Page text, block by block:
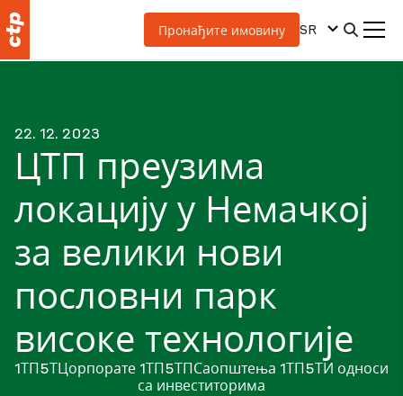
Пронађите имовину SR
22. 12. 2023
ЦТП преузима
локацију у Немачкој
за велики нови
пословни парк
високе технологије
1ТП5ТЦорпорате 1ТП5ТПСаопштења 1ТП5ТИ односи
са инвеститорима